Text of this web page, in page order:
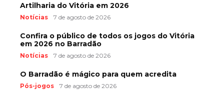
Artilharia do Vitória em 2026
Notícias 7 de agosto de 2026
Confira o público de todos os jogos do Vitória
em 2026 no Barradão
Notícias 7 de agosto de 2026
O Barradão é mágico para quem acredita
Pós-jogos 7 de agosto de 2026